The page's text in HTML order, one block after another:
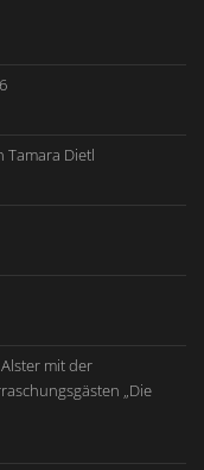
Tamara Dietl
mit der
„Die